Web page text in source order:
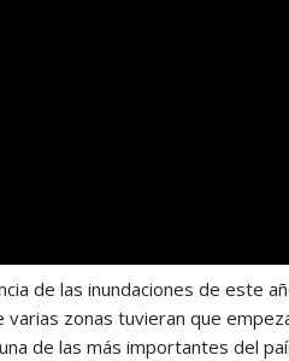
de las inundaciones de este
varias zonas tuvieran que
de las más importantes del